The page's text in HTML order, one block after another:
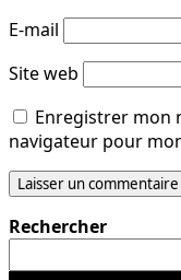
E-mail
Site web
Enregistrer mon
navigateur pour
Rechercher